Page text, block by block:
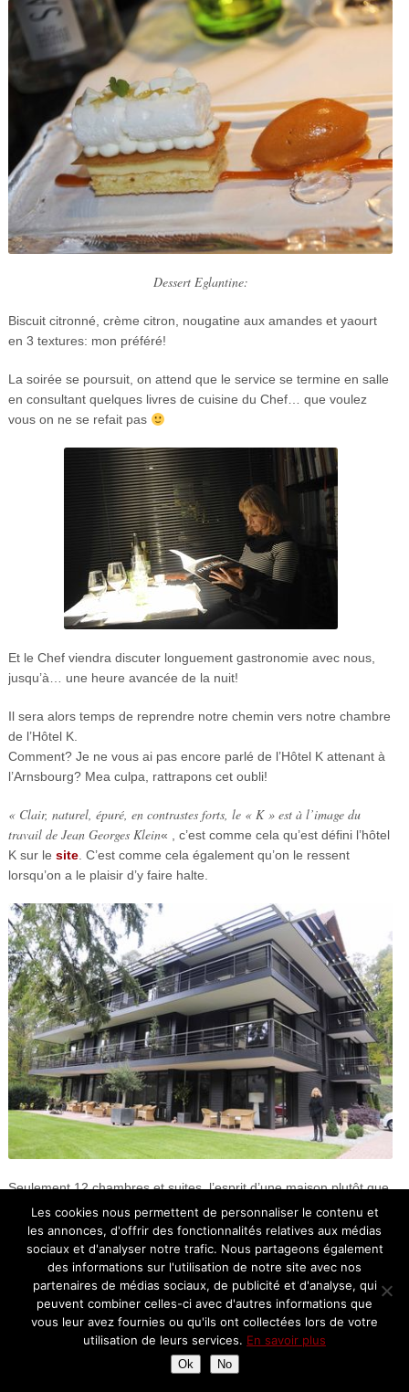
Dessert Eglantine:
Biscuit citronné, crème citron, nougatine aux amandes et yaourt
en 3 textures: mon préféré!
La soirée se poursuit, on attend que le service se termine en salle
en consultant quelques livres de cuisine du Chef… que voulez
vous on ne se refait pas
Et le Chef viendra discuter longuement gastronomie avec nous,
jusqu’à… une heure avancée de la nuit!
Il sera alors temps de reprendre notre chemin vers notre chambre
de l’Hôtel K.
Comment? Je ne vous ai pas encore parlé de l’Hôtel K attenant à
l’Arnsbourg? Mea culpa, rattrapons cet oubli!
« Clair, naturel, épuré, en contrastes forts, le « K » est à l’image du
travail de Jean Georges Klein« , c’est comme cela qu’est défini l’hôtel
K sur le site. C’est comme cela également qu’on le ressent
lorsqu’on a le plaisir d’y faire halte.
Seulement 12 chambres et suites, l’esprit d’une maison plutôt que
celle d’un hôtel, le sentiment d’être chez soi, maison écologique
en plein coeur de la nature.
Les cookies nous permettent de personnaliser le contenu et
les annonces, d'offrir des fonctionnalités relatives aux médias
sociaux et d'analyser notre trafic. Nous partageons également
des informations sur l'utilisation de notre site avec nos
partenaires de médias sociaux, de publicité et d'analyse, qui
peuvent combiner celles-ci avec d'autres informations que
vous leur avez fournies ou qu'ils ont collectées lors de votre
utilisation de leurs services. En savoir plus
Ok No